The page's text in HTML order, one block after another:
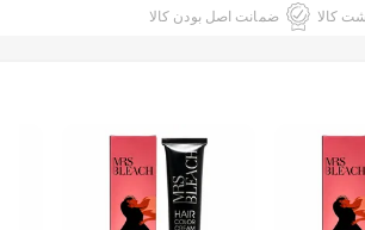
ضمانت اصل بودن کالا